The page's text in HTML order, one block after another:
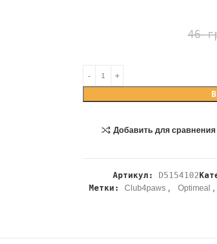
46
Добавить для сравнения
Артикул: D5154102
Метки: Club4paws , Optimeal ,